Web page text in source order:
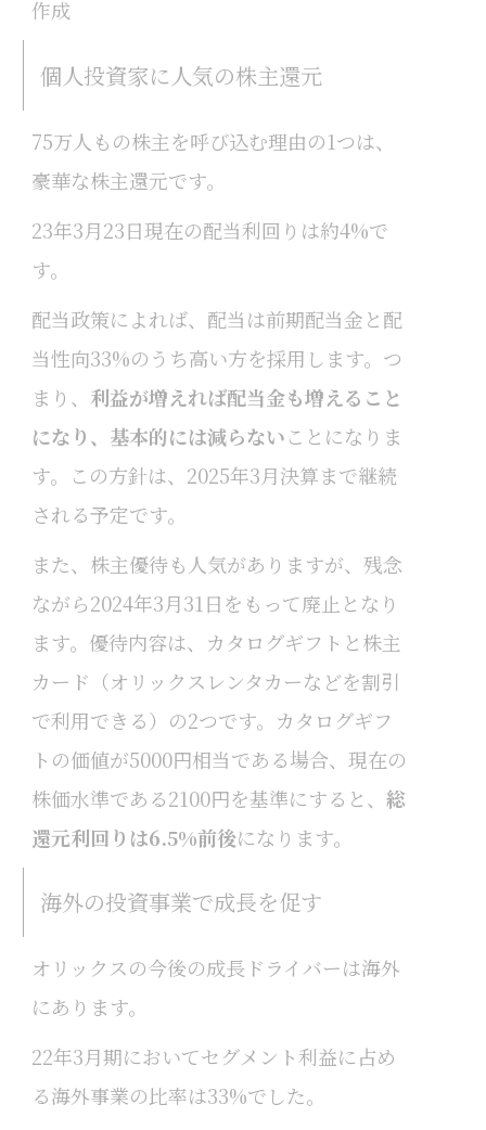
作成
個人投資家に人気の株主還元
75万人もの株主を呼び込む理由の1つは、
豪華な株主還元です。
23年3月23日現在の配当利回りは約4%で
す。
配当政策によれば、配当は前期配当金と配
当性向33%のうち高い方を採用します。つ
まり、 利益が増えれば配当金も増えること
になり、基本的には減らないことになりま
す。この方針は、2025年3月決算まで継続
される予定です。
また、株主優待も人気がありますが、残念
ながら2024年3月31日をもって廃止となり
ます。優待内容は、カタログギフトと株主
カード（オリックスレンタカーなどを割引
で利用できる）の2つです。カタログギフ
トの価値が5000円相当である場合、現在の
株価水準である2100円を基準にすると、 総
還元利回りは6.5%前後になります。
海外の投資事業で成長を促す
オリックスの今後の成長ドライバーは海外
にあります。
22年3月期においてセグメント利益に占め
る海外事業の比率は33%でした。